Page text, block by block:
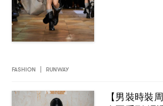
FASHION RUNWAY
【男裝時裝周